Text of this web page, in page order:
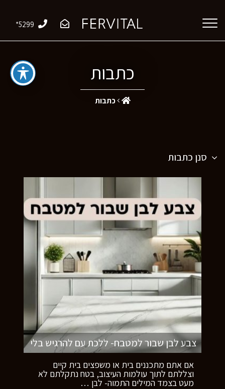
*5299
כתבות
כתבות
סנן כתבות
צבע לבן שבור למטבח- ללכת עם להרגיש בלי
אם אתם מתכננים בית או משפצים בית קיים
וצללתם לתוך עולמות העיצוב, בטח נתקלתם לא
מעט בצמד המילים התמוה- לבן …